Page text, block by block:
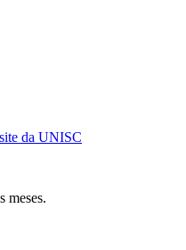
da UNISC
meses.